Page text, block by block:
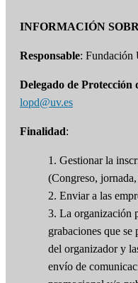
INFORMACIÓN
Responsable: Fundación
Delegado de Protección
lopd@uv.es
Finalidad:
1. Gestionar la
(Congreso,
2. Enviar a las
3. La organización
grabaciones que
del organizador y
envío de